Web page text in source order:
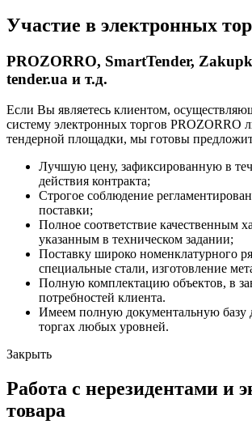
Участие в электронных
PROZORRO, SmartTender,
tender.ua и т.д.
Если Вы являетесь клиентом,
систему электронных торгов PROZORRO
тендерной площадки, мы готовы
Лучшую цену, зафиксированную в
действия контракта;
Строгое соблюдение
поставки;
Полное соответствие качественным
указанным в техническом задании;
Поставку широко номенклатурного
специальные стали, изготовление
Полную комплектацию объектов, в
потребностей клиента.
Имеем полную документальную базу
торгах любых уровней.
Закрыть
Работа с нерезидентами и
товара